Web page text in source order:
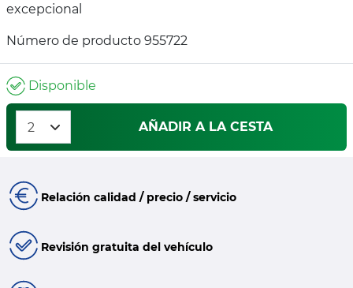
excepcional
Número de producto 955722
Disponible
AÑADIR A LA CESTA
Relación calidad / precio / servicio
Revisión gratuita del vehículo